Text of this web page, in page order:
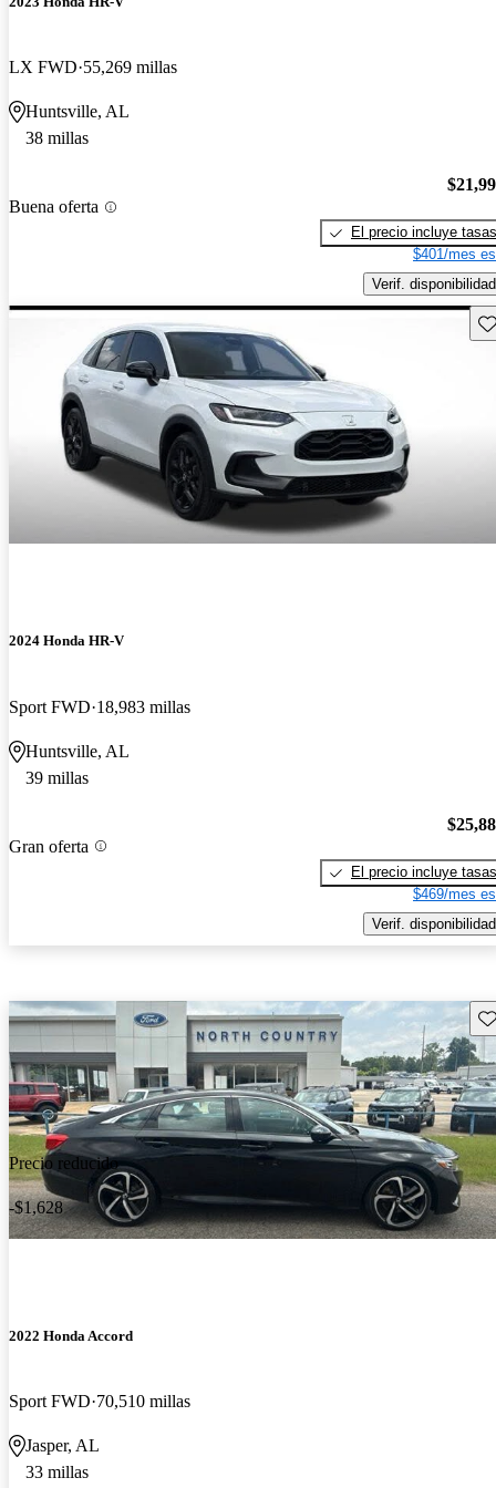
LX FWD 55,269 millas
Huntsville, AL
38 millas
Buena oferta
El precio incluye tasas
$401/mes
Verif. disponibilidad
2024 Honda HR-V
Sport FWD 18,983 millas
Huntsville, AL
39 millas
Gran oferta
El precio incluye tasas
$469/mes
Verif. disponibilidad
Precio reducido
-$1,628
2022 Honda Accord
Sport FWD 70,510 millas
Jasper, AL
33 millas